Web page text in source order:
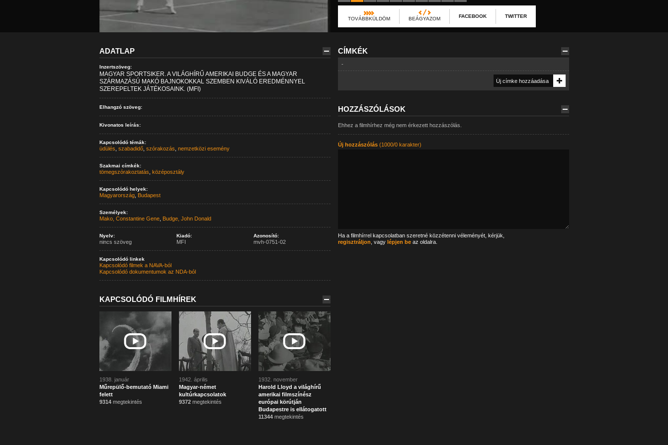
TOVÁBBKÜLDÖM BEÁGYAZOM FACEBOOK TWITTER
ADATLAP
Inzertszöveg:
MAGYAR SPORTSIKER. A VILÁGHÍRŰ AMERIKAI BUDGE ÉS A MAGYAR
SZÁRMAZÁSÚ MAKÓ BAJNOKOKKAL SZEMBEN KIVÁLÓ EREDMÉNNYEL
SZEREPELTEK JÁTÉKOSAINK. (MFI)
Elhangzó szöveg:
Kivonatos leírás:
Kapcsolódó témák:
üdülés szabadidő, szórakozás nemzetközi esemény
Szakmai címkék:
tömegszórakoztatás középosztály
Kapcsolódó helyek:
Magyarország, Budapest
Személyek:
Mako, Constantine Gene, Budge, John Donald
Nyelv:
nincs szöveg
Kiadó:
MFI
Azonosító:
mvh-0751-02
Kapcsolódó linkek
Kapcsolódó filmek a NAVA-ból
Kapcsolódó dokumentumok az NDA-ból
KAPCSOLÓDÓ FILMHÍREK
1938. január
Műrepülő-bemutató Miami
felett
9314megtekintés
1942. április
Magyar-német
kultúrkapcsolatok
9372megtekintés
1932. november
Harold Lloyd a világhírű
amerikai filmszínész
európai körútján
Budapestre is ellátogatott
11344megtekintés
CÍMKÉK
-
HOZZÁSZÓLÁSOK
Ehhez a filmhírhez még nem érkezett hozzászólás.
Új hozzászólás(1000/0 karakter)
Ha a filmhírrel kapcsolatban szeretné közzétenni véleményét, kérjük,
regisztráljon , vagy lépjen beaz oldalra.